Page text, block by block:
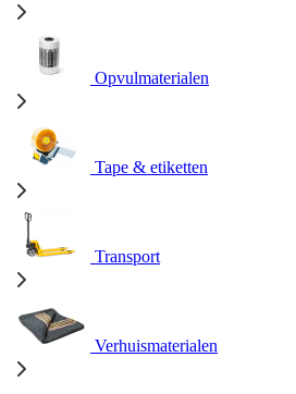
Opvulmaterialen
Tape & etiketten
Transport
Verhuismaterialen